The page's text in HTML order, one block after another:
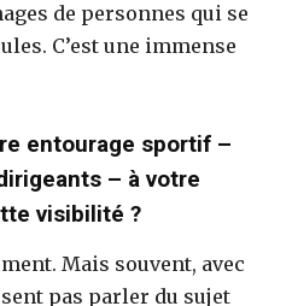
de personnes qui se
C’est une immense
entourage sportif –
– à votre
visibilité ?
Mais souvent, avec
pas parler du sujet